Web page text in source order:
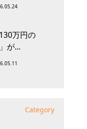
130万円の
が...
Category